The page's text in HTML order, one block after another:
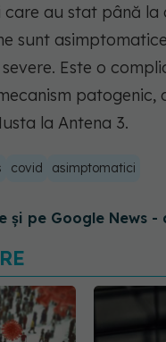
au stat până
sunt
Este o
la Antena 3.
covid asimptomatici
și pe Google News -